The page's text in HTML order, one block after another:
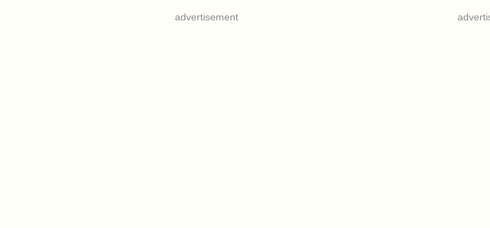
advertisement